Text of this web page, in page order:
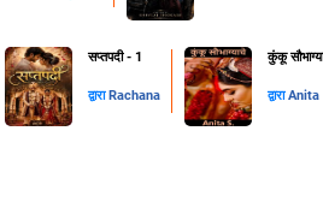
सप्तपदी - 1
द्वारा Rachana
कुंकू
द्वाराAnita